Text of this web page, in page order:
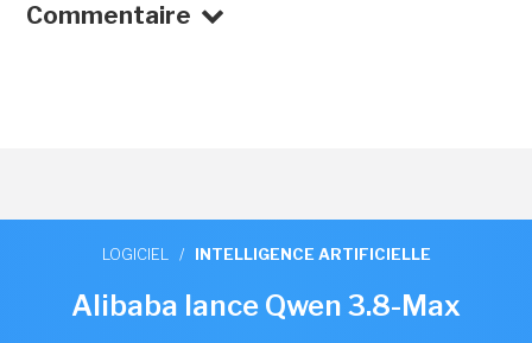
Commentaire
LOGICIEL / INTELLIGENCE ARTIFICIELLE
Alibaba lance Qwen 3.8-Max